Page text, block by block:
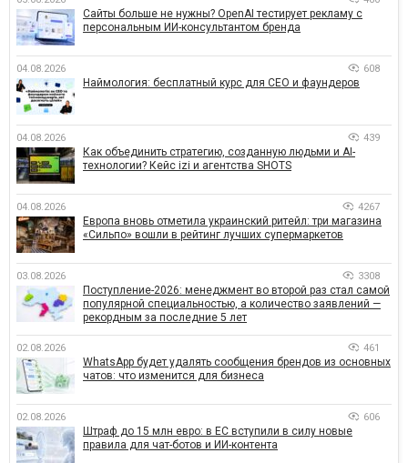
Сайты больше не нужны? OpenAI тестирует рекламу с
персональным ИИ-консультантом бренда
04.08.2026 608
Наймология: бесплатный курс для CEO и фаундеров
04.08.2026 439
Как объединить стратегию, созданную людьми и AI-
технологии? Кейс izi и агентства SHOTS
04.08.2026 4267
Европа вновь отметила украинский ритейл: три магазина
«Сильпо» вошли в рейтинг лучших супермаркетов
03.08.2026 3308
Поступление-2026: менеджмент во второй раз стал самой
популярной специальностью, а количество заявлений —
рекордным за последние 5 лет
02.08.2026 461
WhatsApp будет удалять сообщения брендов из основных
чатов: что изменится для бизнеса
02.08.2026 606
Штраф до 15 млн евро: в ЕС вступили в силу новые
правила для чат-ботов и ИИ-контента